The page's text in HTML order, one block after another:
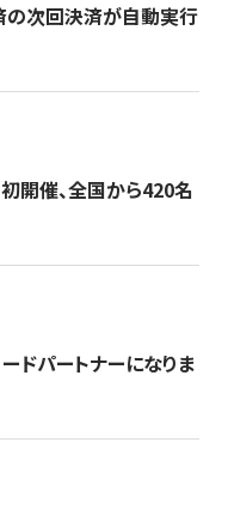
の次回決済が自動実行
開催、全国から420名
ドパートナーになりま